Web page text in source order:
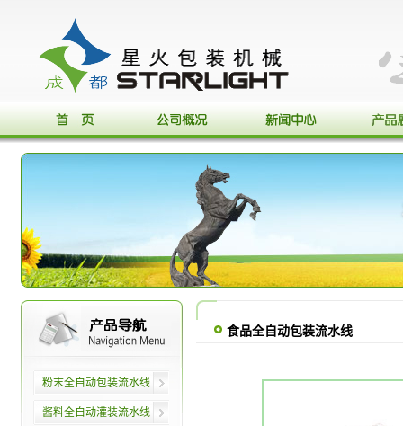
粉末全自动包装流水线
酱料全自动灌装流水线
食品全自动包装流水线